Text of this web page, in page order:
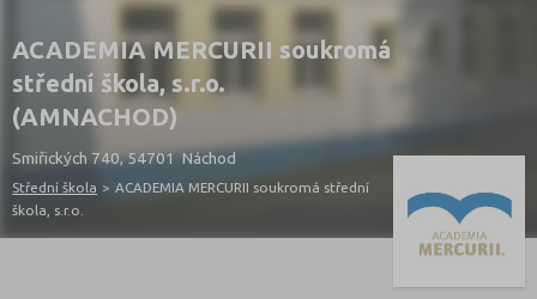
ACADEMIA MERCURII soukromá
střední škola, s.r.o.
(AMNACHOD)
Smiřických 740, 54701 Náchod
Střední škola > ACADEMIA MERCURII soukromá střední
škola, s.r.o.